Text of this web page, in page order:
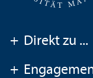
+ Direkt zu ...
+